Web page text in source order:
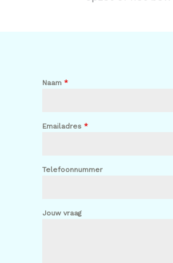
Naam *
Emailadres *
Telefoonnummer
Jouw vraag